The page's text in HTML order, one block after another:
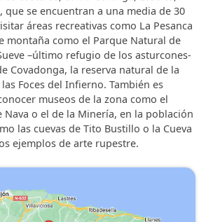
que se encuentran a una media de 30
áreas recreativas como La Pesanca
montaña como el Parque Natural de
–último refugio de los asturcones-
Covadonga, la reserva natural de la
Foces del Infierno. También es
museos de la zona como el
Nava o el de la Minería, en la población
las cuevas de Tito Bustillo o la Cueva
ejemplos de arte rupestre.